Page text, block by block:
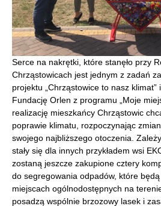
Serce na nakrętki, które stanęło przy
Chrząstowicach jest jednym z zadań
projektu „Chrząstowice to nasz
Fundację Orlen z programu „Moje
realizację mieszkańcy Chrząstowic
poprawie klimatu, rozpoczynając
swojego najbliższego otoczenia.
stały się dla innych przykładem wsi
zostaną jeszcze zakupione cztery
do segregowania odpadów, które
miejscach ogólnodostępnych na
posadzą wspólnie brzozowy lasek i